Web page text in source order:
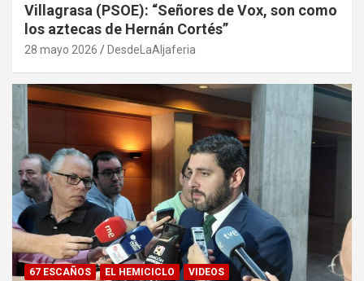
Villagrasa (PSOE): “Señores de Vox, son como
los aztecas de Hernán Cortés”
28 mayo 2026 DesdeLaAljaferia
67 ESCAÑOS EL HEMICICLO VIDEOS